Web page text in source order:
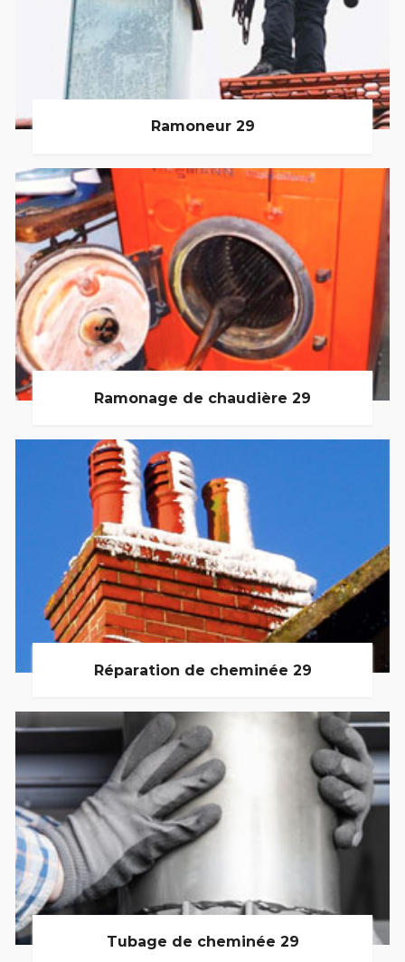
Ramoneur 29
Ramonage de chaudière 29
Réparation de cheminée 29
Tubage de cheminée 29